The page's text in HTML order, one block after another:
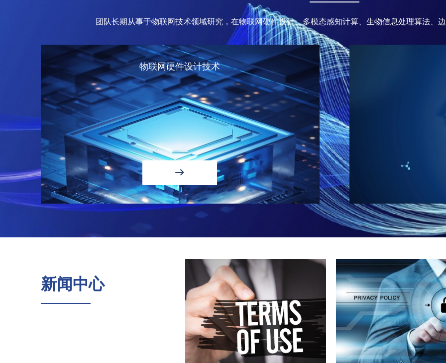
团队长期从事于物联网技术领域研究，在物联网硬件设计、多模态感知计算、生物信息处理算法、
物联网硬件设计技术
ꁹ
新闻中心